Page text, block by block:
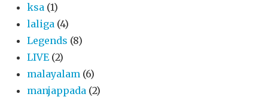
ksa (1)
laliga (4)
Legends (8)
LIVE (2)
malayalam (6)
manjappada (2)